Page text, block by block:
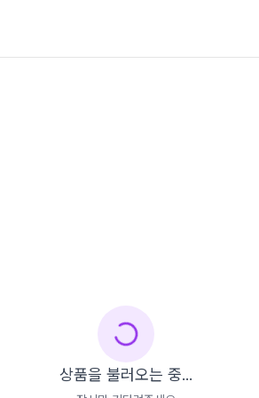
상품을 불러오는 중...